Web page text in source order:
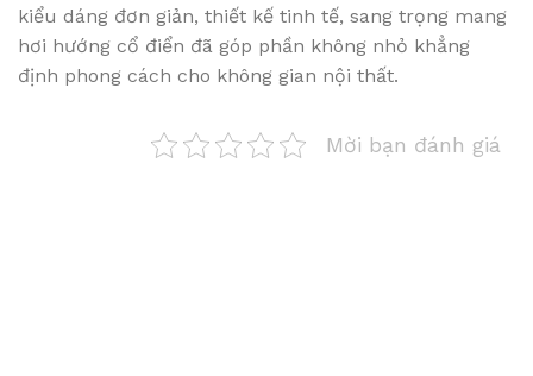
kiểu dáng đơn giản, thiết kế tinh tế, sang trọng mang
hơi hướng cổ điển đã góp phần không nhỏ khẳng
định phong cách cho không gian nội thất.
Mời bạn đánh giá